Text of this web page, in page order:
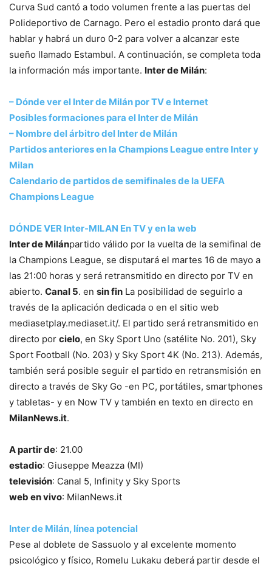
Curva Sud cantó a todo volumen frente a las puertas del
Polideportivo de Carnago. Pero el estadio pronto dará que
hablar y habrá un duro 0-2 para volver a alcanzar este
sueño llamado Estambul. A continuación, se completa toda
la información más importante. Inter de Milán:
– Dónde ver el Inter de Milán por TV e Internet
Posibles formaciones para el Inter de Milán
– Nombre del árbitro del Inter de Milán
Partidos anteriores en la Champions League entre Inter y
Milan
Calendario de partidos de semifinales de la UEFA
Champions League
DÓNDE VER Inter-MILAN En TV y en la web
Inter de Milánpartido válido por la vuelta de la semifinal de
la Champions League, se disputará el martes 16 de mayo a
las 21:00 horas y será retransmitido en directo por TV en
abierto. Canal 5. en sin fin La posibilidad de seguirlo a
través de la aplicación dedicada o en el sitio web
mediasetplay.mediaset.it/. El partido será retransmitido en
directo por cielo, en Sky Sport Uno (satélite No. 201), Sky
Sport Football (No. 203) y Sky Sport 4K (No. 213). Además,
también será posible seguir el partido en retransmisión en
directo a través de Sky Go -en PC, portátiles, smartphones
y tabletas- y en Now TV y también en texto en directo en
MilanNews.it.
A partir de: 21.00
estadio: Giuseppe Meazza (MI)
televisión: Canal 5, Infinity y Sky Sports
web en vivo: MilanNews.it
Inter de Milán, línea potencial
Pese al doblete de Sassuolo y al excelente momento
psicológico y físico, Romelu Lukaku deberá partir desde el